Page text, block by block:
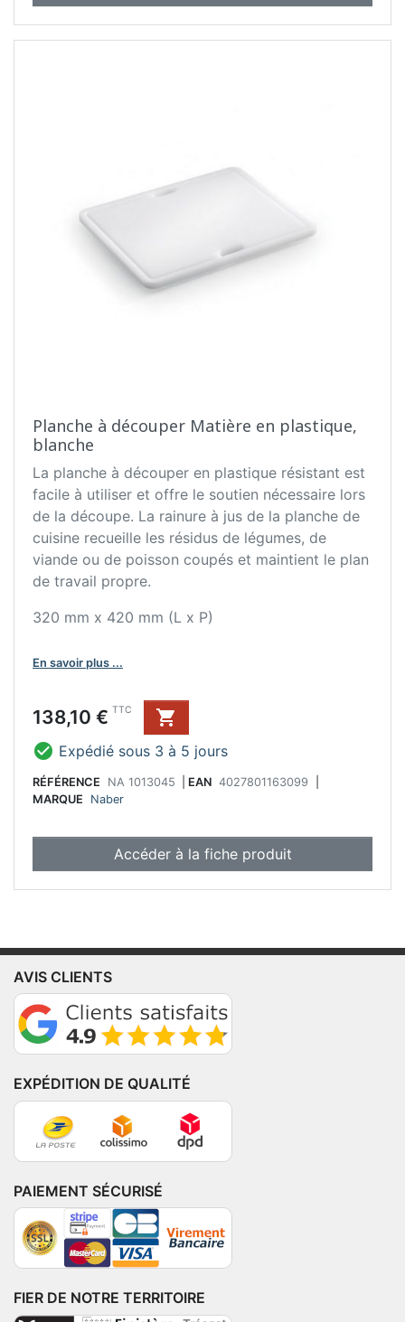
Planche à découper Matière en plastique,
blanche
La planche à découper en plastique résistant est
facile à utiliser et offre le soutien nécessaire lors
de la découpe. La rainure à jus de la planche de
cuisine recueille les résidus de légumes, de
viande ou de poisson coupés et maintient le plan
de travail propre.
320 mm x 420 mm (L x P)
En savoir plus ...
Prix
138,10 € TTC

 Expédié sous 3 à 5 jours
RÉFÉRENCE NA 1013045 EAN 4027801163099
MARQUE
Naber
Accéder à la fiche produit
AVIS CLIENTS
EXPÉDITION DE QUALITÉ
PAIEMENT SÉCURISÉ
FIER DE NOTRE TERRITOIRE